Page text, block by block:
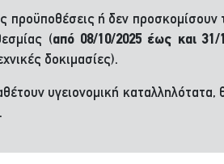
προϋποθέσεις ή δεν
(από 08/10/2025 έως και 31/
δοκιμασίες).
υγειονομική